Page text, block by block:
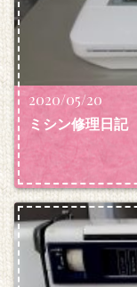
2020/05/20
ミシン修理日記